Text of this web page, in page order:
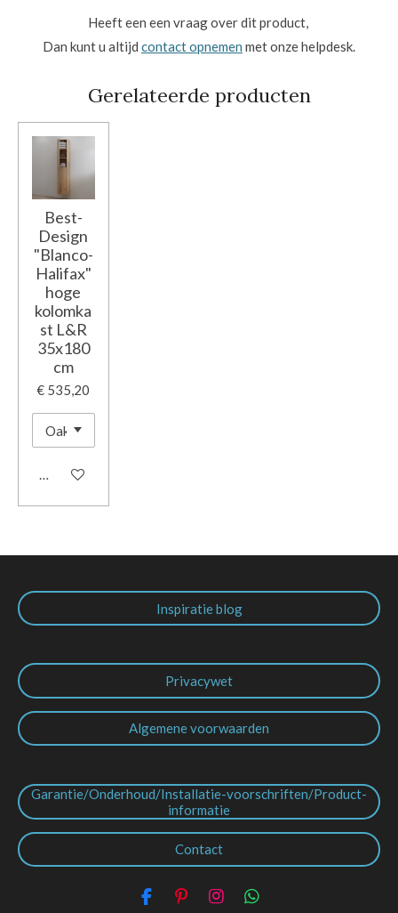
Heeft een een vraag over dit product,
Dan kunt u altijd contact opnemen met onze helpdesk.
Gerelateerde producten
Best-
Design
"Blanco-
Halifax"
hoge
kolomka
st L&R
35x180
cm
€ 535,20
In winkelwagen
Inspiratie blog
Privacywet
Algemene voorwaarden
Garantie/Onderhoud/Installatie-voorschriften/Product-
informatie
Contact
F
P
I
W